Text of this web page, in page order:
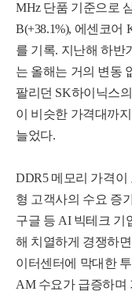
MHz 단품 기준으로
B(+38.1%), 에센코어
를 기록. 지난해 하반
는 올해는 거의 변동
팔리 던 SK하이 닉스의
이
비 슷한 가격대까지
늘었다.
DDR5 메 모리 가격이
형 고객사의 수요 증
구글 등 AI 빅테 크 기
해 치열하게 경쟁하
이 터센 터에 막대 한 투
AM 수요가 급증하며